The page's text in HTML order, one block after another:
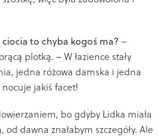
ciocia to chyba kogoś ma? –
plotką. – W łazience stały
jedna różowa damska i jedna
jakiś facet!
bo gdyby Lidka miała
od dawna znałabym szczegóły. Ale